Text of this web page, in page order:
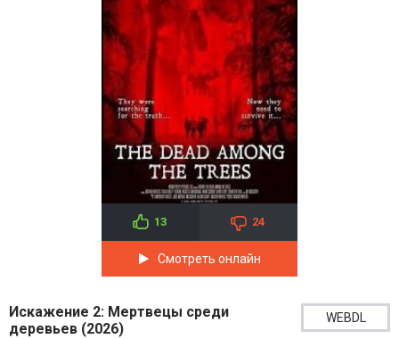
13 24
Смотреть онлайн
Искажение 2: Мертвецы среди
деревьев (2026)
WEBDL